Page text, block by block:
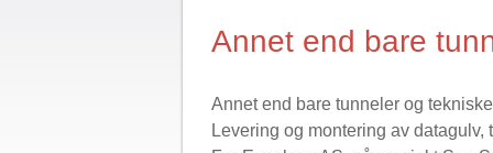
Annet end bare
Annet end bare tunneler og
Levering og montering av